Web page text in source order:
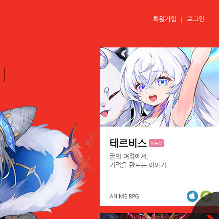
회원가입 로그인
테르비스 NEW
꿈의 여정에서,
기적을 만드는 이야기
ANIME RPG